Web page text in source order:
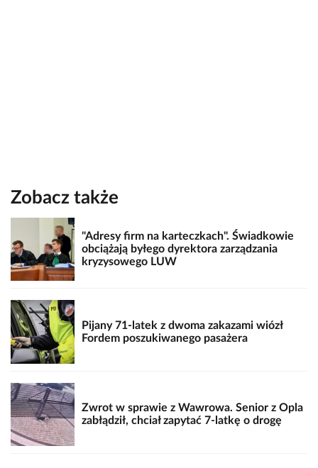
Zobacz także
"Adresy firm na karteczkach". Świadkowie
obciążają byłego dyrektora zarządzania
kryzysowego LUW
Pijany 71-latek z dwoma zakazami wiózł
Fordem poszukiwanego pasażera
Zwrot w sprawie z Wawrowa. Senior z Opla
zabłądził, chciał zapytać 7-latkę o drogę